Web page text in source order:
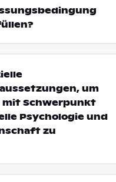
um
mit Schwerpunkt
Psychologie und
zu